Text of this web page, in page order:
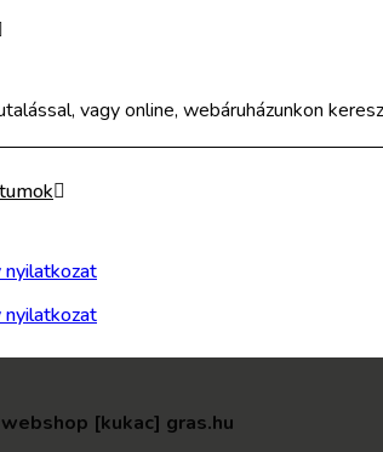
vagy online, webáruházunkon
webshop [kukac] gras.hu